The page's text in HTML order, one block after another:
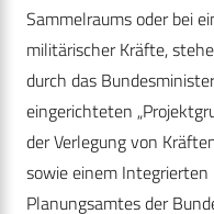
Sammelraums oder bei
militärischer Kräfte,
durch das
eingerichteten
der Verlegung von
sowie einem
Planungsamtes der